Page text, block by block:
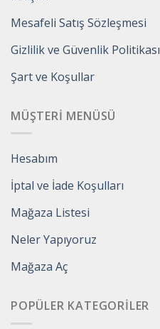
Mesafeli Satış Sözleşmesi
Gizlilik ve Güvenlik Politikası
Şart ve Koşullar
MÜŞTERI MENÜSÜ
Hesabım
İptal ve İade Koşulları
Mağaza Listesi
Neler Yapıyoruz
Mağaza Aç
POPÜLER KATEGORILER